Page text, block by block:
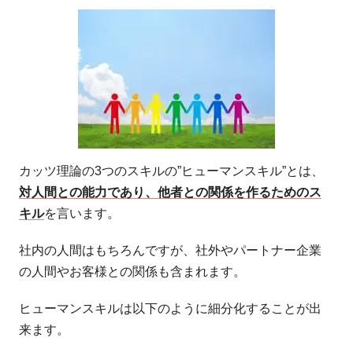
カッツ理論の3つのスキルの”ヒューマンスキル”とは、
対人間との能力であり、他者との関係を作るためのス
キルを言います。
社内の人間はもちろんですが、社外やパートナー企業
の人間やお客様との関係も含まれます。
ヒューマンスキルは以下のように細分化することが出
来ます。